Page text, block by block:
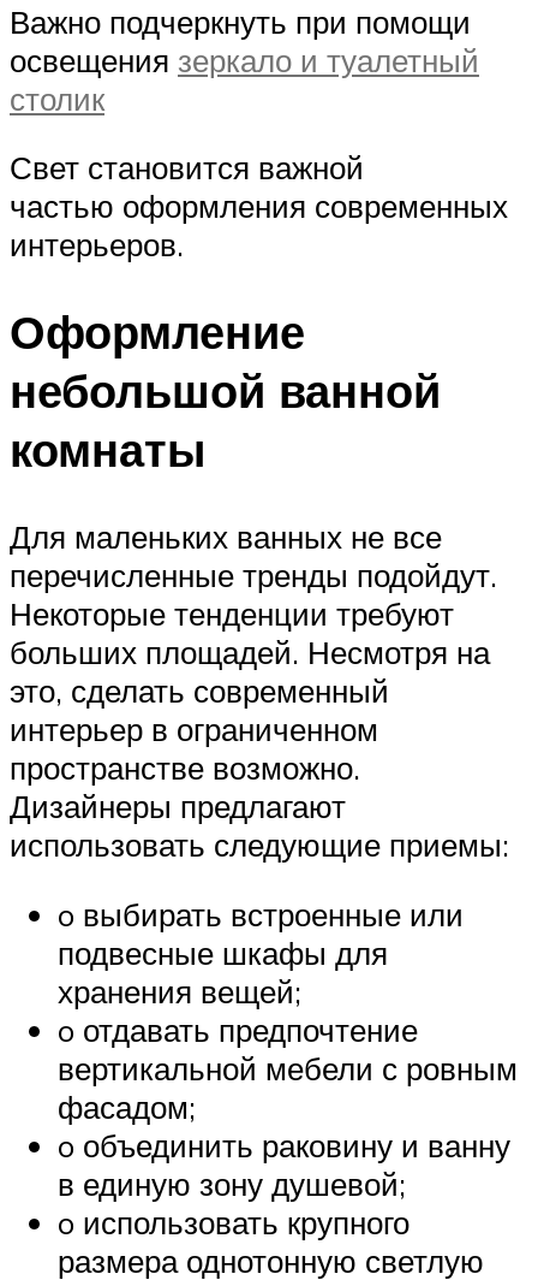
Важно подчеркнуть при помощи
освещения зеркало и туалетный
столик
Свет становится важной
частью оформления современных
интерьеров.
Оформление
небольшой ванной
комнаты
Для маленьких ванных не все
перечисленные тренды подойдут.
Некоторые тенденции требуют
больших площадей. Несмотря на
это, сделать современный
интерьер в ограниченном
пространстве возможно.
Дизайнеры предлагают
использовать следующие приемы:
o выбирать встроенные или
подвесные шкафы для
хранения вещей;
o отдавать предпочтение
вертикальной мебели с ровным
фасадом;
o объединить раковину и ванну
в единую зону душевой;
o использовать крупного
размера однотонную светлую